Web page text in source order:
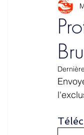
Bois de la
Pistes
Carburants
Sécurité